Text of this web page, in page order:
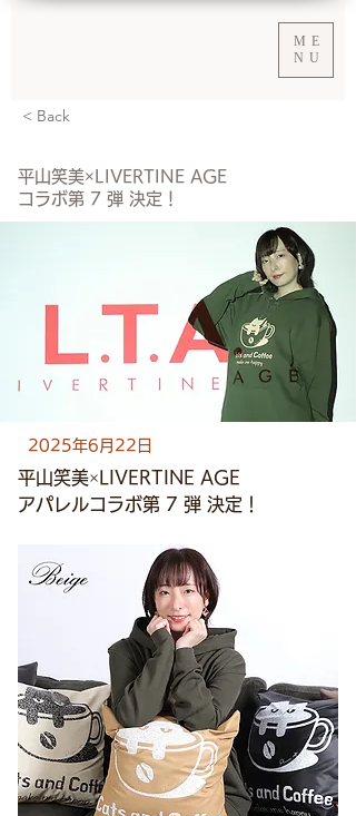
ME
NU
< Back
平山笑美×LIVERTINE AGE
コラボ第 7 弾 決定！
2025年6月22日
平山笑美×LIVERTINE AGE
アパレルコラボ第 7 弾 決定！